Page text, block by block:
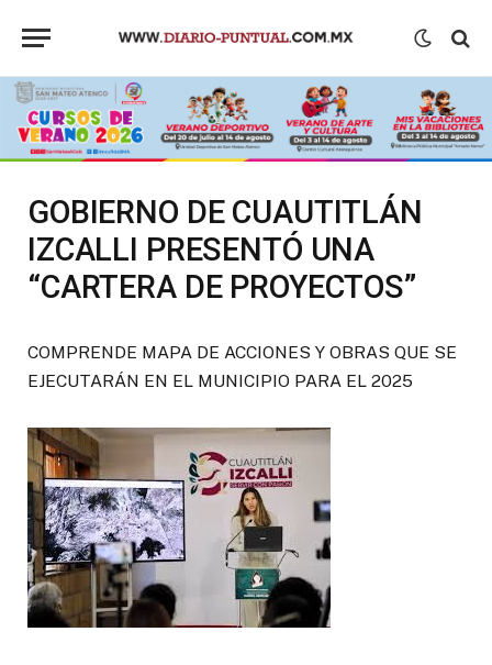
GOBIERNO DE CUAUTITLÁN
IZCALLI PRESENTÓ UNA
“CARTERA DE PROYECTOS”
COMPRENDE MAPA DE ACCIONES Y OBRAS QUE SE
EJECUTARÁN EN EL MUNICIPIO PARA EL 2025